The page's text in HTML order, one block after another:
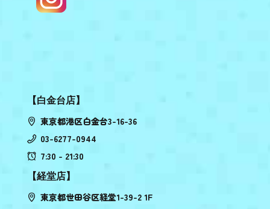
【白金台店】
東京都港区白金台3-16-36
03-6277-0944
7:30 - 21:30
【経堂店】
東京都世田谷区経堂1-39-2 1F